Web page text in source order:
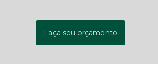
Faça seu orçamento